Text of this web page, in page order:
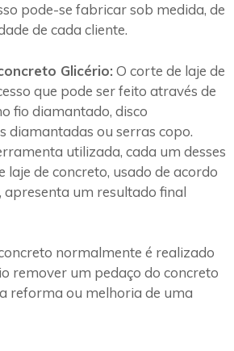
pode-se fabricar sob medida, de
de cada cliente.
Glicério: O corte de laje de
que pode ser feito através de
fio diamantado, disco
diamantadas ou serras copo.
utilizada, cada um desses
laje de concreto, usado de acordo
apresenta um resultado final
normalmente é realizado
remover um pedaço do concreto
reforma ou melhoria de uma